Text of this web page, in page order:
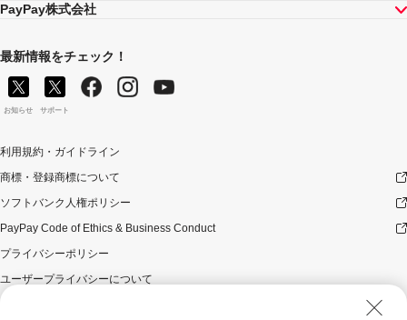
PayPay株式会社
最新情報をチェック！
お知らせ サポート
利用規約・ガイドライン
商標・登録商標について
ソフトバンク人権ポリシー
PayPay Code of Ethics & Business Conduct
プライバシーポリシー
ユーザープライバシーについて